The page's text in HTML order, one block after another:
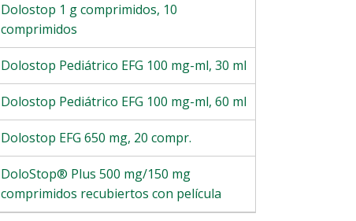
Dolostop 1 g comprimidos, 10
comprimidos
Dolostop Pediátrico EFG 100 mg-ml, 30 ml
Dolostop Pediátrico EFG 100 mg-ml, 60 ml
Dolostop EFG 650 mg, 20 compr.
DoloStop® Plus 500 mg/150 mg
comprimidos recubiertos con película